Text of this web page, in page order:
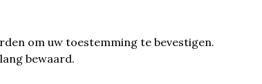
om uw toestemming te bevestigen.
bewaard.